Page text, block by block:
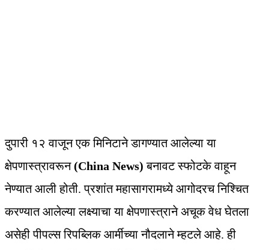
दुपारी १२ वाजून एक मिनिटाने डागण्यात आलेल्या या
क्षेपणास्त्रावरून(China News)बनावट स्फोटके वाहून
नेण्यात आली होती. प्रशांत महासागरामध्ये आगोदरच निश्‍चित
करण्यात आलेल्या लक्ष्याचा या क्षेपणास्त्राने अचूक वेध घेतला
असेही पीपल्स रिपब्लिक आर्मीच्या नौदलाने म्हटले आहे. ही